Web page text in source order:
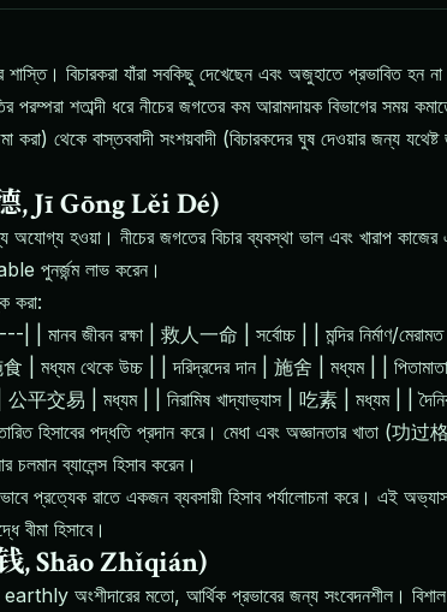
বিচারকরা যাঁরা সবকিছু দেখেছেন এবং অজুহাতে প্রভাবিত হন
পরম্পরা শতাব্দী ধরে নীচের জগতের কম আরামদায়ক বিভাগের সময়
থেকে বাস্তববাদী সংশয়বাদী (বিচারকদের ঘুষ দেওয়ার জন্য
, Jī Gōng Lěi Dé)
হওয়া। নীচের জগতের বিচার ব্যবস্থা ভাল এবং খারাপ
পুনর্জন্ম লাভ করেন।
করা:
| | মানব জীবন রক্ষা | 救人一命 | সর্বোচ্চ | | মন্দির নির্মাণ/
| মধ্যম থেকে উচ্চ | | দরিদ্রদের দান | 施舍 | মধ্যম | |
平交易 | মধ্যম | | নিরামিষ খাদ্যাভ্যাস | 吃素 | মধ্যম | |
হিসাবের পদ্ধতি প্রদান করে। মেধা এবং অজ্ঞানতার খাতা (
ব্যালেন্স হিসাব করেন।
প্রত্যেক রাতে একজন ব্যবসায়ী হিসাব পর্যালোচনা করে। এই
বীমা হিসাবে।
钱, Shāo Zhǐqián)
earthly অংশীদারের মতো, আর্থিক প্রভাবের জন্য সংবেদনশীল।